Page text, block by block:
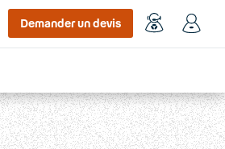
Demander un devis